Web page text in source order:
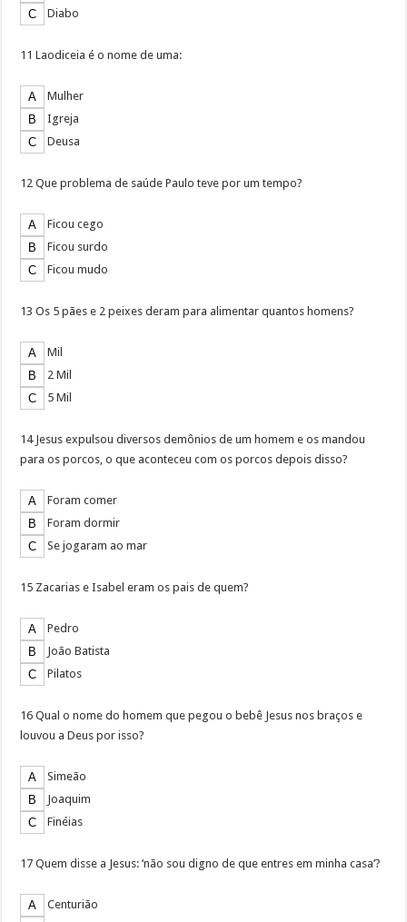
Diabo
11 Laodiceia é o nome de uma:
Mulher
Igreja
Deusa
12 Que problema de saúde Paulo teve por um tempo?
Ficou cego
Ficou surdo
Ficou mudo
13 Os 5 pães e 2 peixes deram para alimentar quantos homens?
Mil
2 Mil
5 Mil
14 Jesus expulsou diversos demônios de um homem e os mandou
para os porcos, o que aconteceu com os porcos depois disso?
Foram comer
Foram dormir
Se jogaram ao mar
15 Zacarias e Isabel eram os pais de quem?
Pedro
João Batista
Pilatos
16 Qual o nome do homem que pegou o bebê Jesus nos braços e
louvou a Deus por isso?
Simeão
Joaquim
Finéias
17 Quem disse a Jesus: ‘não sou digno de que entres em minha casa’?
Centurião